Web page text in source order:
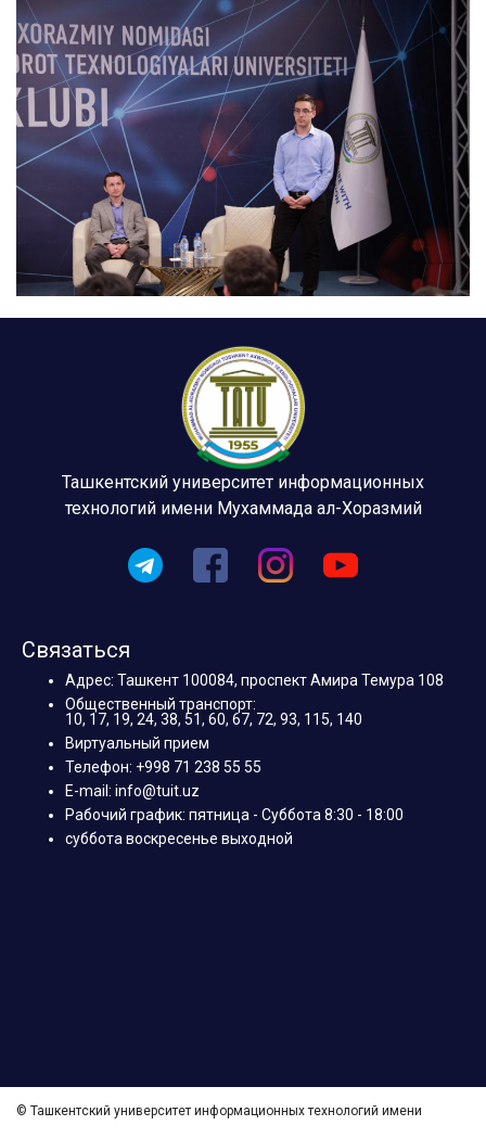
Ташкентский университет информационных
технологий имени Мухаммада ал-Хоразмий
Связаться
Адрес: Ташкент 100084, проспект Амира Темура 108
Общественный транспорт:
10, 17, 19, 24, 38, 51, 60, 67, 72, 93, 115, 140
Виртуальный прием
Телефон: +998 71 238 55 55
E-mail: info@tuit.uz
Рабочий график: пятница - Суббота 8:30 - 18:00
суббота воскресенье выходной
© Ташкентский университет информационных технологий имени